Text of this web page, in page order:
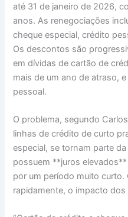
até 31 de janeiro de 2026,
anos. As renegociações
cheque especial, crédito
Os descontos são
em dívidas de cartão de
mais de um ano de atraso,
pessoal.
O problema, segundo
linhas de crédito de curto
especial, se tornam parte
possuem **juros
por um período muito
rapidamente, o impacto